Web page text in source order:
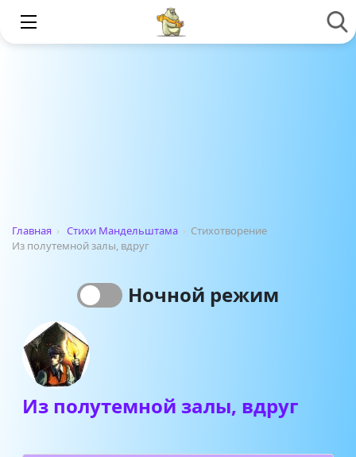
Главная › Стихи Мандельштама › Стихотворение
Из полутемной залы, вдруг
Ночной режим
Из полутемной залы, вдруг